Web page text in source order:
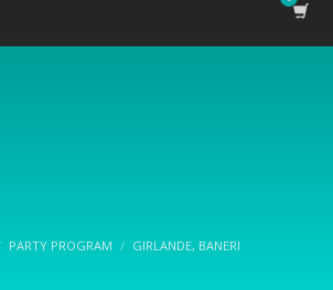
PARTY PROGRAM
GIRLANDE, BANERI